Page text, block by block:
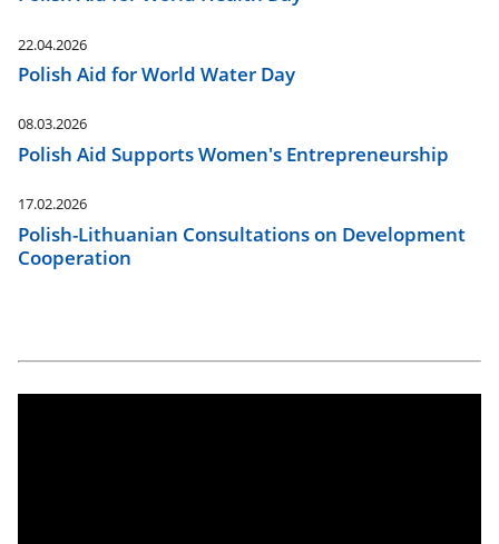
22.04.2026
Polish Aid for World Water Day
08.03.2026
Polish Aid Supports Women's Entrepreneurship
17.02.2026
Polish-Lithuanian Consultations on Development
Cooperation